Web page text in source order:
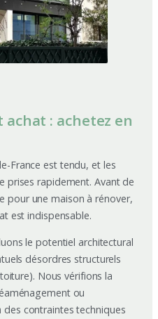
: achetez en
France est tendu, et les
prises rapidement. Avant de
pour une maison à rénover,
est indispensable.
le potentiel architectural
désordres structurels
Nous vérifions la
ou
des contraintes techniques